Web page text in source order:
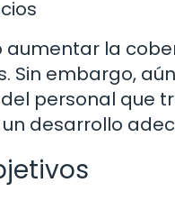
la
embargo,
personal que
desarrollo